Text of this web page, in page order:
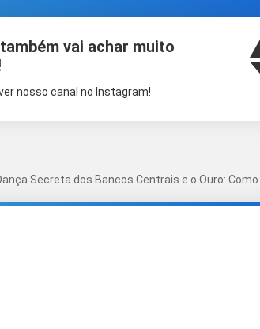
vai achar muito
nosso canal no Instagram!
Secreta dos Bancos Centrais e o Ouro: